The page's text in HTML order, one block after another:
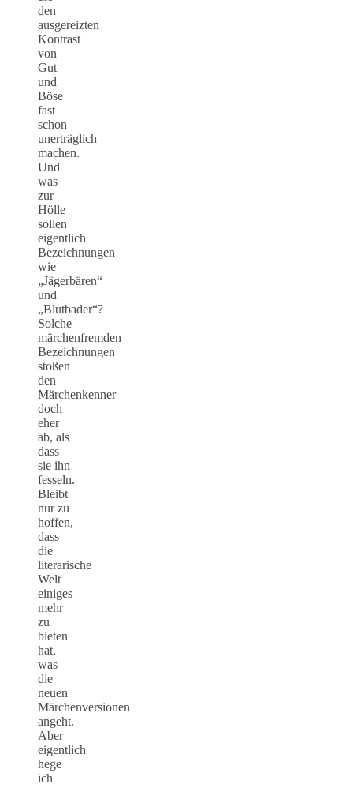
den
ausgereizten
Kontrast
von
Gut
und
Böse
fast
schon
unerträglich
machen.
Und
was
zur
Hölle
sollen
eigentlich
Bezeichnungen
wie
„Jägerbären“
und
„Blutbader“?
Solche
märchenfremden
Bezeichnungen
stoßen
den
Märchenkenner
doch
eher
ab, als
dass
sie ihn
fesseln.
Bleibt
nur zu
hoffen,
dass
die
literarische
Welt
einiges
mehr
zu
bieten
hat,
was
die
neuen
Märchenversionen
angeht.
Aber
eigentlich
hege
ich